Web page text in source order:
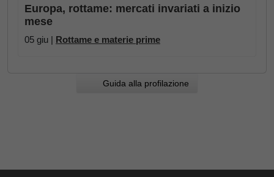
Europa, rottame: mercati invariati a inizio
mese
05 giu | Rottame e materie prime
Guida alla profilazione